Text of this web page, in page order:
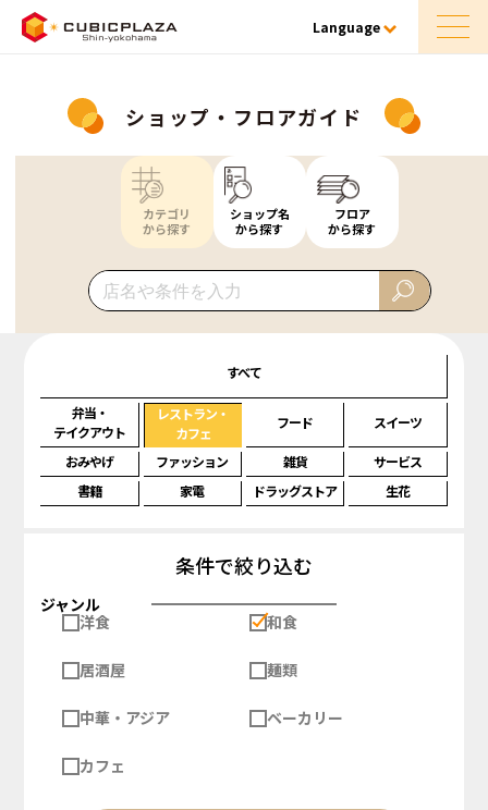
Language
ショップ・フロアガイド
カテゴリ
から探す
ショップ名
から探す
フロア
から探す
すべて
弁当・
テイクアウト
レストラン・
カフェ
フード スイーツ
おみやげ ファッション 雑貨
サービス
書籍
家電 ドラッグストア 生花
条件で絞り込む
ジャンル
洋食
和食
居酒屋 麺類
中華・アジア ベーカリー
カフェ